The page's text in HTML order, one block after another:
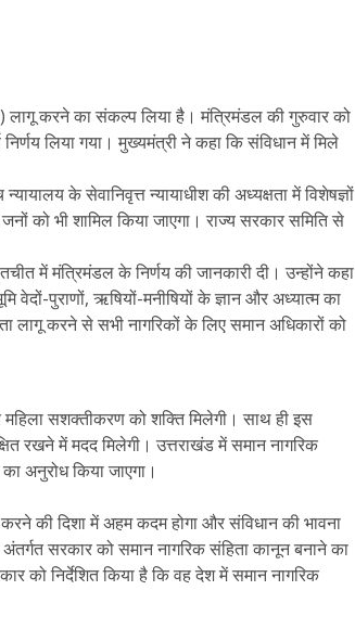
लागू करने का संकल्प लिया है। मंत्रिमंडल की गुरुवार को
लिया गया। मुख्यमंत्री ने कहा कि संविधान में मिले
के सेवानिवृत्त न्यायाधीश की अध्यक्षता में विशेषज्ञों
को भी शामिल किया जाएगा। राज्य सरकार समिति से
में मंत्रिमंडल के निर्णय की जानकारी दी। उन्होंने कहा
पुराणों, ऋषियों-मनीषियों के ज्ञान और अध्यात्म का
लागू करने से सभी नागरिकों के लिए समान अधिकारों को
सशक्तीकरण को शक्ति मिलेगी। साथ ही इस
रखने में मदद मिलेगी। उत्तराखंड में समान नागरिक
अनुरोध किया जाएगा।
की दिशा में अहम कदम होगा और संविधान की भावना
सरकार को समान नागरिक संहिता कानून बनाने का
को निर्देशित किया है कि वह देश में समान नागरिक